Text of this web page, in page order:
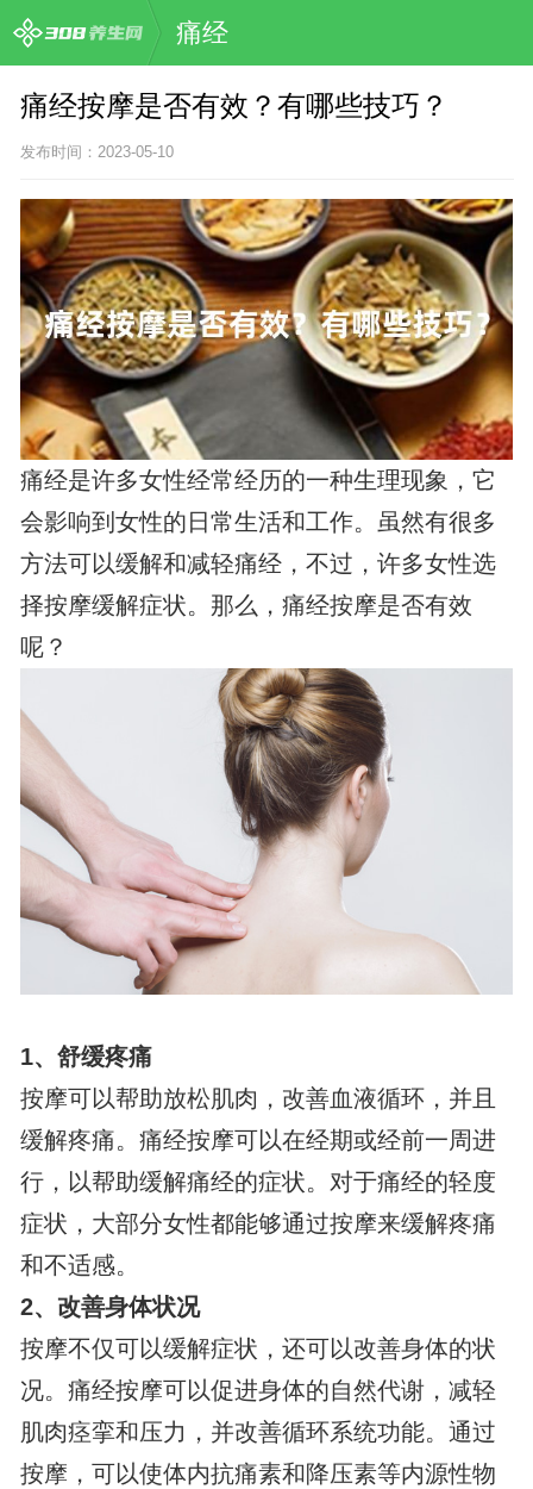
痛经
痛经按摩是否有效？有哪些技巧？
发布时间：2023-05-10
痛经是许多女性经常经历的一种生理现象，它
会影响到女性的日常生活和工作。虽然有很多
方法可以缓解和减轻痛经，不过，许多女性选
择按摩缓解症状。那么，痛经按摩是否有效
呢？
1、 舒缓疼痛
按摩可以帮助放松肌肉，改善血液循环，并且
缓解疼痛。痛经按摩可以在经期或经前一周进
行，以帮助缓解痛经的症状。对于痛经的轻度
症状，大部分女性都能够通过按摩来缓解疼痛
和不适感。
2、 改善身体状况
按摩不仅可以缓解症状，还可以改善身体的状
况。痛经按摩可以促进身体的自然代谢，减轻
肌肉痉挛和压力，并改善循环系统功能。通过
按摩，可以使体内抗痛素和降压素等内源性物